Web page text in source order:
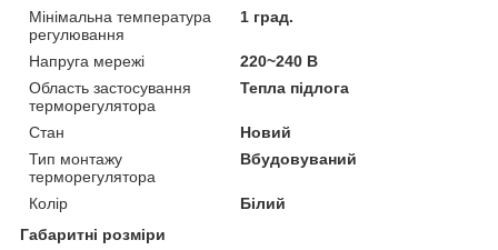
Мінімальна температура
регулювання
1 град.
Напруга мережі
220~240 В
Область застосування
терморегулятора
Тепла підлога
Стан
Новий
Тип монтажу
терморегулятора
Вбудовуваний
Колір
Білий
Габаритні розміри